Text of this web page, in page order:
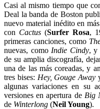
Casi al mismo tiempo que
Deal la banda de Boston
nuevo material inédito en
con Cactus(Surfer Rosa,
primeras canciones, como
nuevas, como Indie Cindy, y
de su amplia discografía,
una de las más coreadas, y
tres bises: Hey, Gouge Away
algunas variaciones en su
versiones en apertura de Big
de Winterlong (Neil Young).